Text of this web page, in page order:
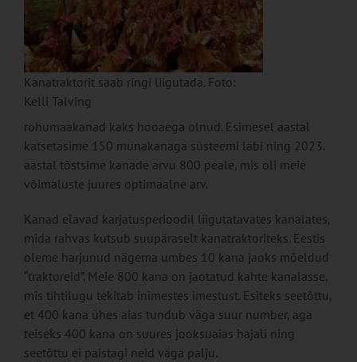
Kanatraktorit saab ringi liigutada. Foto:
Kelli Talving
rohumaakanad kaks hooaega olnud. Esimesel aastal
katsetasime 150 munakanaga süsteemi läbi ning 2023.
aastal tõstsime kanade arvu 800 peale, mis oli meie
võimaluste juures optimaalne arv.
Kanad elavad karjatusperioodil liigutatavates kanalates,
mida rahvas kutsub suupäraselt kanatraktoriteks. Eestis
oleme harjunud nägema umbes 10 kana jaoks mõeldud
“traktoreid”. Meie 800 kana on jaotatud kahte kanalasse,
mis tihtilugu tekitab inimestes imestust. Esiteks seetõttu,
et 400 kana ühes aias tundub väga suur number, aga
teiseks 400 kana on suures jooksuaias hajali ning
seetõttu ei paistagi neid väga palju.